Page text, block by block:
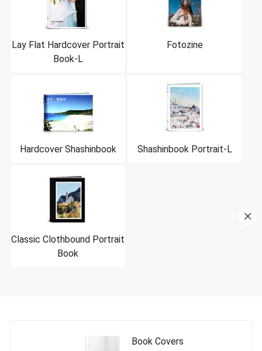
Lay Flat Hardcover Portrait
Book-L
Fotozine
Hardcover Shashinbook Shashinbook Portrait-L
Classic Clothbound Portrait
Book
Book Covers